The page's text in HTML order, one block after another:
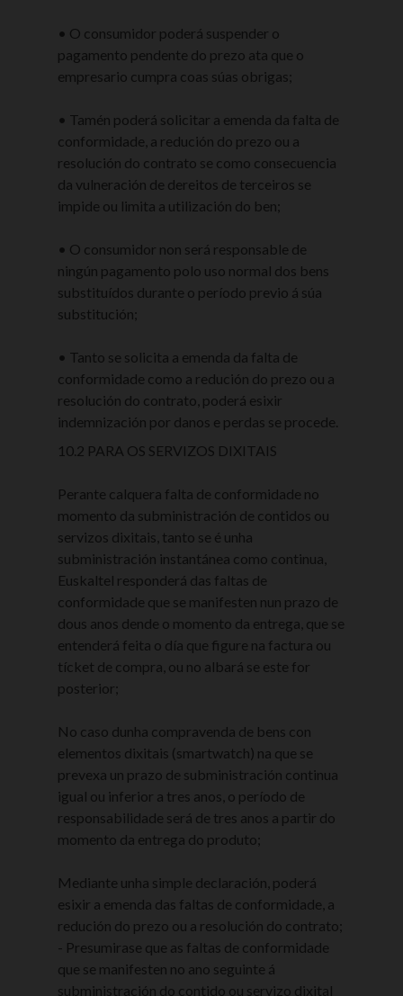
• O consumidor poderá suspender o
pagamento pendente do prezo ata que o
empresario cumpra coas súas obrigas;
• Tamén poderá solicitar a emenda da falta de
conformidade, a redución do prezo ou a
resolución do contrato se como consecuencia
da vulneración de dereitos de terceiros se
impide ou limita a utilización do ben;
• O consumidor non será responsable de
ningún pagamento polo uso normal dos bens
substituídos durante o período previo á súa
substitución;
• Tanto se solicita a emenda da falta de
conformidade como a redución do prezo ou a
resolución do contrato, poderá esixir
indemnización por danos e perdas se procede.
10.2 PARA OS SERVIZOS DIXITAIS
Perante calquera falta de conformidade no
momento da subministración de contidos ou
servizos dixitais, tanto se é unha
subministración instantánea como continua,
Euskaltel responderá das faltas de
conformidade que se manifesten nun prazo de
dous anos dende o momento da entrega, que se
entenderá feita o día que figure na factura ou
tícket de compra, ou no albará se este for
posterior;
No caso dunha compravenda de bens con
elementos dixitais (smartwatch) na que se
prevexa un prazo de subministración continua
igual ou inferior a tres anos, o período de
responsabilidade será de tres anos a partir do
momento da entrega do produto;
Mediante unha simple declaración, poderá
esixir a emenda das faltas de conformidade, a
redución do prezo ou a resolución do contrato;
- Presumirase que as faltas de conformidade
que se manifesten no ano seguinte á
subministración do contido ou servizo dixital